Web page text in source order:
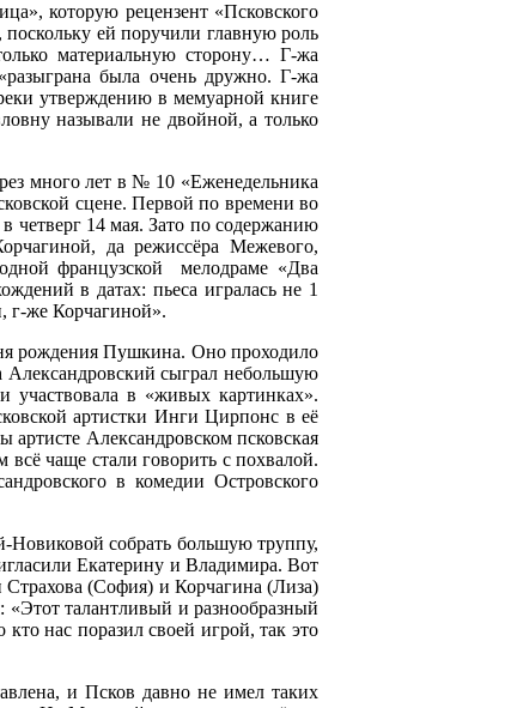
которую рецензент «Псковского
ей поручили главную роль
материальную сторону… Г-жа
была очень дружно. Г-жа
утверждению в мемуарной книге
называли не двойной, а только
много лет в № 10 «Еженедельника
сцене. Первой по времени во
четверг 14 мая. Зато по содержанию
да режиссёра Межевого,
французской мелодраме «Два
в датах: пьеса игралась не 1
г-же Корчагиной».
рождения Пушкина. Оно проходило
Александровский сыграл небольшую
в «живых картинках».
артистки Инги Цирпонс в её
Александровском псковская
чаще стали говорить с похвалой.
в комедии Островского
собрать большую труппу,
Екатерину и Владимира. Вот
(София) и Корчагина (Лиза)
талантливый и разнообразный
нас поразил своей игрой, так это
и Псков давно не имел таких